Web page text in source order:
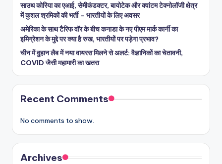
साउथ कोरिया का एआई, सेमीकंडक्टर, बायोटेक और क्वांटम टेक्नोलॉजी क्षेत्र
में कुशल श्रमिकों की भर्ती – भारतीयों के लिए अवसर
अमेरिका के साथ टैरिफ वॉर के बीच कनाडा के नए पीएम मार्क कार्नी का
इमिग्रेशन के मुद्दे पर क्या है रुख, भारतीयों पर पड़ेगा प्रभाव?
चीन में वुहान लैब में नया वायरस मिलने से अलर्ट: वैज्ञानिकों का चेतावनी,
COVID जैसी महामारी का खतरा
Recent Comments
No comments to show.
Archives